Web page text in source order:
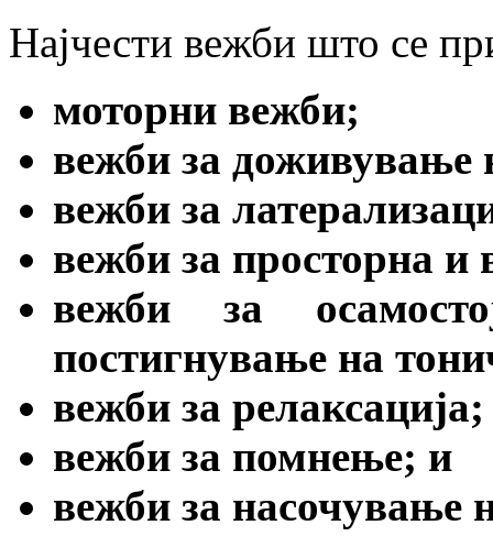
Најчести вежби што се
моторни вежби;
вежби за доживување
вежби за
вежби за просторна и
вежби за
постигнување на
вежби за релаксација;
вежби за помнење; и
вежби за насочување